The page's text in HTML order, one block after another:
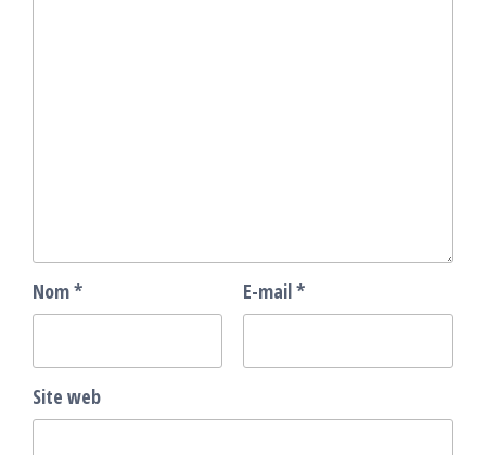
Nom* E-mail*
Site web